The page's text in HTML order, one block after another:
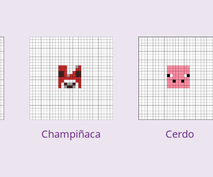
Champiñaca Cerdo